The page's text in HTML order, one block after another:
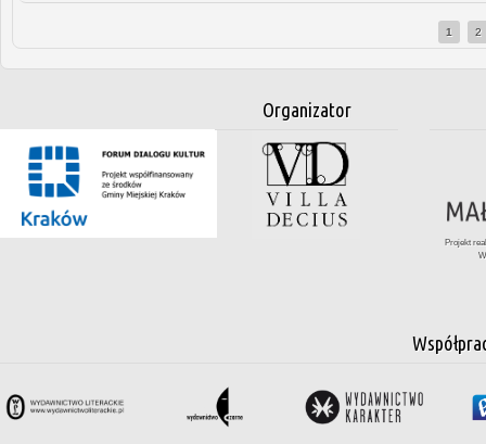
1 2
Organizator
Projekt